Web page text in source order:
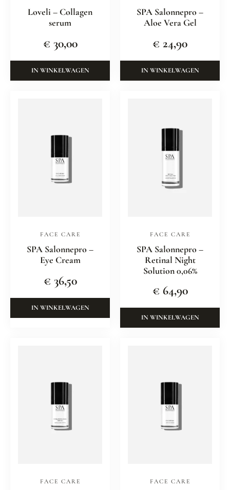
Loveli – Collagen
serum
€ 30,00
IN WINKELWAGEN
SPA Salonnepro –
Aloe Vera Gel
€ 24,90
IN WINKELWAGEN
FACE CARE
SPA Salonnepro –
Eye Cream
€ 36,50
IN WINKELWAGEN
FACE CARE
SPA Salonnepro –
Retinal Night
Solution 0,06%
€ 64,90
IN WINKELWAGEN
FACE CARE FACE CARE